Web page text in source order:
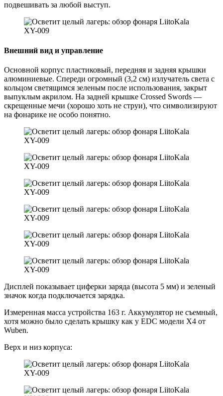
подвешивать за любой выступ.
Внешний вид и управление
Основной корпус пластиковый, передняя и задняя крышки
алюминиевые. Спереди огромный (3,2 см) излучатель света с
кольцом светящимся зеленым после использования, закрыт
выпуклым акрилом. На задней крышке Crossed Swords —
скрещенные мечи (хорошо хоть не струи), что символизируют
на фонарике не особо понятно.
Дисплей показывает циферки заряда (высота 5 мм) и зеленый
значок когда подключается зарядка.
Измеренная масса устройства 163 г. Аккумулятор не съемный,
хотя можно было сделать крышку как у EDC модели X4 от
Wuben.
Верх и низ корпуса: